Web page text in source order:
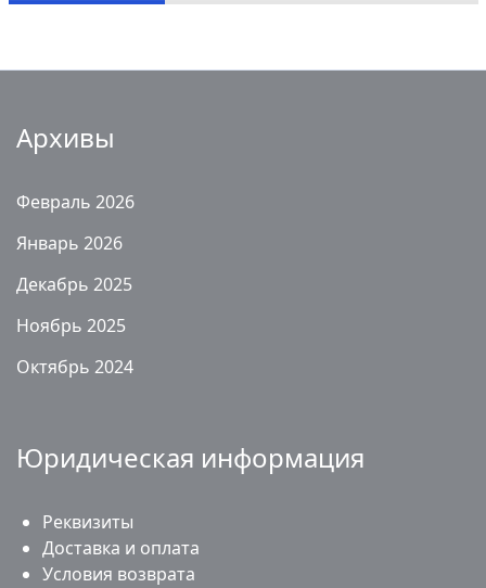
Архивы
Февраль 2026
Январь 2026
Декабрь 2025
Ноябрь 2025
Октябрь 2024
Юридическая информация
Реквизиты
Доставка и оплата
Условия возврата